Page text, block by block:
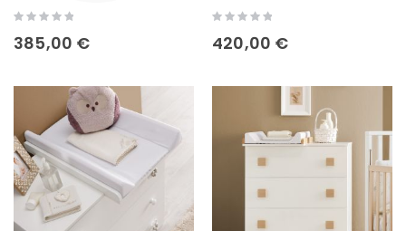
Rating:
385,00 €
Nuit
Rating:
420,00 €